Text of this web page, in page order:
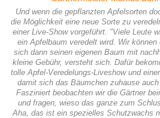
Und wenn die gepflanzten Apfelsorten
die Möglichkeit eine neue Sorte zu
einer Live-Show vorgeführt. "Viele Leute
ein Apfelbaum veredelt wird. Wir
sich dann seinen eigenen Baum mit
kleine Gebühr, versteht sich. Dafür
tolle Apfel-Veredelungs-Liveshow und
damit sich das Bäumchen zuhause
Fasziniert beobachten wir die Gärtner
und fragen, wieso das ganze zum
Aha, das ist ein spezielles Schutzwachs